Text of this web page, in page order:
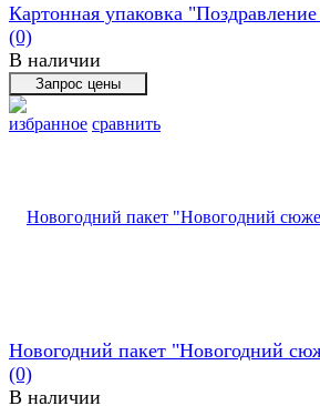
избранное сравнить
Картонная упаковка
(0)
В наличии
Новогодний пакет "Новогодний
(0)
В наличии